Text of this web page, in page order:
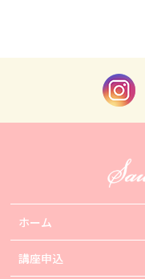
ホーム
講座申込